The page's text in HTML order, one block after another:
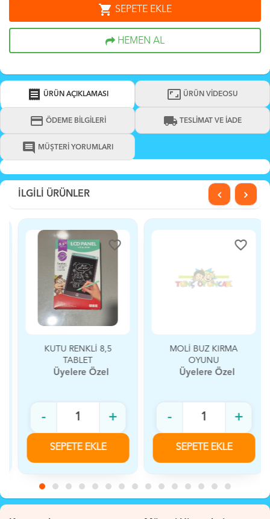
shopping_cart SEPETE EKLE
HEMEN AL
receipt ÜRÜN AÇIKLAMASI aspect_ratio ÜRÜN VİDEOSU
credit_card ÖDEME BİLGİLERİ local_shipping TESLİMAT VE İADE
comment MÜŞTERİ YORUMLARI
İLGİLİ ÜRÜNLER
favorite_border
KUTU RENKLİ 8,5
TABLET
Üyelere Özel
+
SEPETE EKLE
favorite_border
MOLİ BUZ KIRMA
OYUNU
Üyelere Özel
+
SEPETE EKLE